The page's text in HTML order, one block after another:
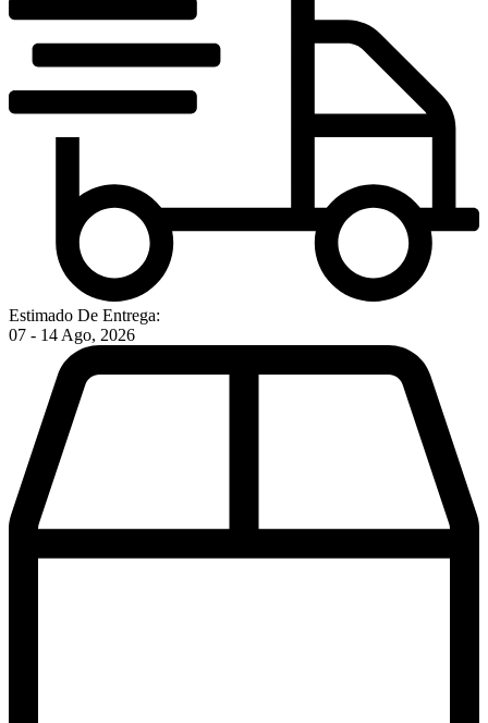
Estimado De Entrega:
07 - 14 Ago, 2026